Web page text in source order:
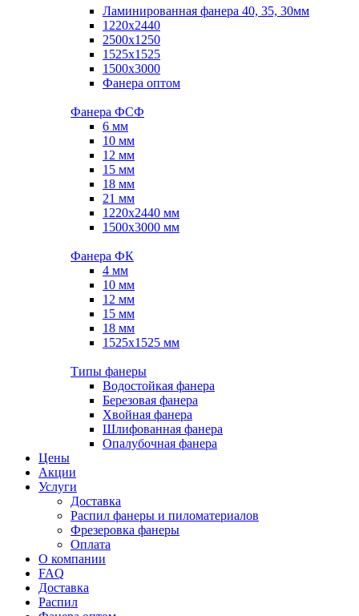
Ламинированная фанера 40, 35, 30мм
1220x2440
2500x1250
1525x1525
1500x3000
Фанера оптом
Фанера ФСФ
6 мм
10 мм
12 мм
15 мм
18 мм
21 мм
1220х2440 мм
1500х3000 мм
Фанера ФК
4 мм
10 мм
12 мм
15 мм
18 мм
1525х1525 мм
Типы фанеры
Водостойкая фанера
Березовая фанера
Хвойная фанера
Шлифованная фанера
Опалубочная фанера
Цены
Акции
Услуги
Доставка
Распил фанеры и пиломатериалов
Фрезеровка фанеры
Оплата
О компании
FAQ
Доставка
Распил